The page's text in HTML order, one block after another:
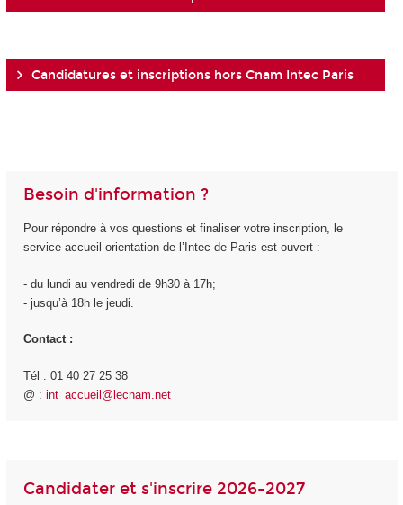
Candidatures et inscriptions hors Cnam Intec Paris
Besoin d'information ?
Pour répondre à vos questions et finaliser votre inscription, le
service accueil-orientation de l’Intec de Paris est ouvert :
- du lundi au vendredi de 9h30 à 17h;
- jusqu’à 18h le jeudi.
Contact :
Tél : 01 40 27 25 38
@ : int_accueil@lecnam.net
Candidater et s'inscrire 2026-2027